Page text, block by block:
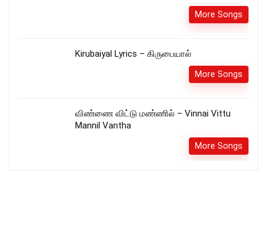
More Songs
Kirubaiyal Lyrics – கிருபையால்
More Songs
விண்ணை விட்டு மண்ணில் – Vinnai Vittu
Mannil Vantha
More Songs